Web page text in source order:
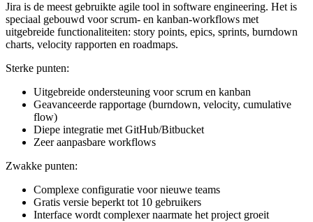
Jira is de meest gebruikte agile tool in software engineering. Het is
speciaal gebouwd voor scrum- en kanban-workflows met
uitgebreide functionaliteiten: story points, epics, sprints, burndown
charts, velocity rapporten en roadmaps.
Sterke punten:
Uitgebreide ondersteuning voor scrum en kanban
Geavanceerde rapportage (burndown, velocity, cumulative
flow)
Diepe integratie met GitHub/Bitbucket
Zeer aanpasbare workflows
Zwakke punten:
Complexe configuratie voor nieuwe teams
Gratis versie beperkt tot 10 gebruikers
Interface wordt complexer naarmate het project groeit